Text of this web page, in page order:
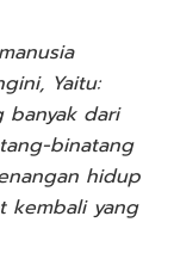
Yaitu:
banyak dari
binatang
hidup
kembali yang